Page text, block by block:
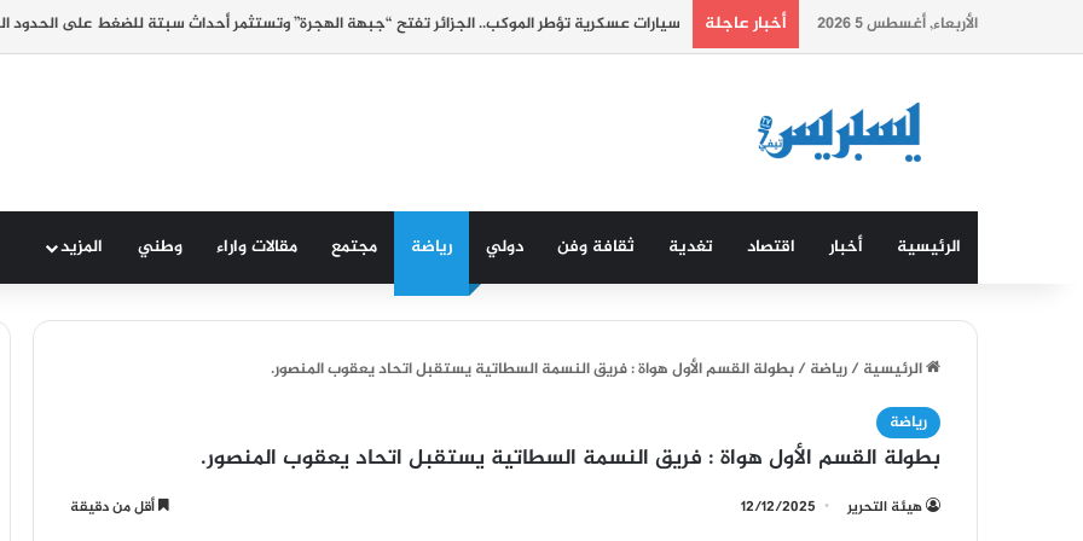
الأربعاء, أغسطس 5 2026 أخبار عاجلة سيارات عسكرية تؤطر الموكب.. الجزائر تفتح “جبهة الهجرة” وتستثمر أحداث سبتة للضغط على الحدود
الرئيسية أخبار اقتصاد تغدية ثقافة وفن دولي رياضة مجتمع مقالات واراء وطني المزيد
الرئيسية/رياضة/بطولة القسم الأول هواة : فريق النسمة السطاتية يستقبل اتحاد يعقوب المنصور.
رياضة
بطولة القسم الأول هواة : فريق النسمة السطاتية يستقبل اتحاد يعقوب المنصور.
هيئة التحرير 12/12/2025 أقل من دقيقة